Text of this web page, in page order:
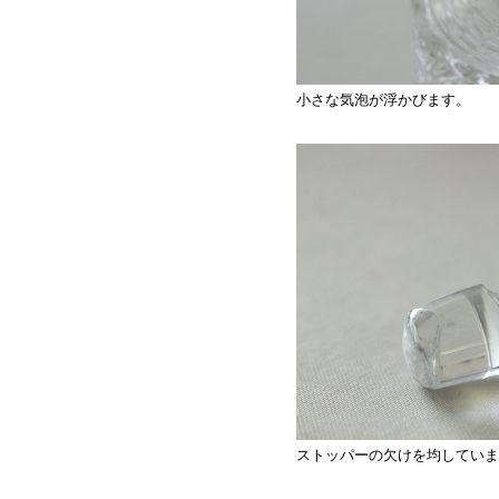
小さな気泡が浮かびます。
ストッパーの欠けを均してい